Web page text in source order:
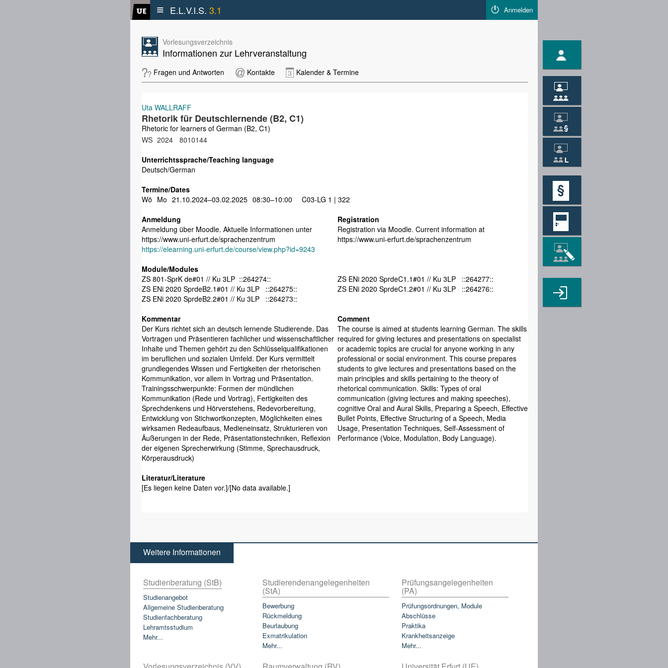
≡ E.L.V.I.S. 3.1 Anmelden
Vorlesungsverzeichnis
Informationen zur Lehrveranstaltung
Fragen und Antworten Kontakte Kalender & Termine
Uta WALLRAFF
Rhetorik für Deutschlernende (B2, C1)
Rhetoric for learners of German (B2, C1)
WS 2024
8010144
Unterrichtssprache/Teaching language
Deutsch/German
Termine/Dates
Wö Mo 21.10.2024–03.02.2025 08:30–10:00
C03-LG 1 | 322
Anmeldung
Anmeldung über Moodle. Aktuelle Informationen unter
https://www.uni-erfurt.de/sprachenzentrum
https://elearning.uni-erfurt.de/course/view.php?id=9243
Registration
Registration via Moodle. Current information at
https://www.uni-erfurt.de/sprachenzentrum
Module/Modules
ZS 801-SprK de#01 // Ku 3LP ::264274::
ZS ENi 2020 SprdeB2.1#01 // Ku 3LP ::264275::
ZS ENi 2020 SprdeB2.2#01 // Ku 3LP ::264273::
ZS ENi 2020 SprdeC1.1#01 // Ku 3LP ::264277::
ZS ENi 2020 SprdeC1.2#01 // Ku 3LP ::264276::
Kommentar
Der Kurs richtet sich an deutsch lernende Studierende. Das
Vortragen und Präsentieren fachlicher und wissenschaftlicher
Inhalte und Themen gehört zu den Schlüsselqualifikationen
im beruflichen und sozialen Umfeld. Der Kurs vermittelt
grundlegendes Wissen und Fertigkeiten der rhetorischen
Kommunikation, vor allem in Vortrag und Präsentation.
Trainingsschwerpunkte: Formen der mündlichen
Kommunikation (Rede und Vortrag), Fertigkeiten des
Sprechdenkens und Hörverstehens, Redevorbereitung,
Entwicklung von Stichwortkonzepten, Möglichkeiten eines
wirksamen Redeaufbaus, Medieneinsatz, Strukturieren von
Äußerungen in der Rede, Präsentationstechniken, Reflexion
der eigenen Sprecherwirkung (Stimme, Sprechausdruck,
Körperausdruck)
Comment
The course is aimed at students learning German. The skills
required for giving lectures and presentations on specialist
or academic topics are crucial for anyone working in any
professional or social environment. This course prepares
students to give lectures and presentations based on the
main principles and skills pertaining to the theory of
rhetorical communication. Skills: Types of oral
communication (giving lectures and making speeches),
cognitive Oral and Aural Skills, Preparing a Speech, Effective
Bullet Points, Effective Structuring of a Speech, Media
Usage, Presentation Techniques, Self-Assessment of
Performance ­­(Voice, Modulation, Body Language).
Literatur/Literature
[Es liegen keine Daten vor.]/[No data available.]
Weitere Informationen
Studienberatung (StB)
Studienangebot
Allgemeine Studienberatung
Studienfachberatung
Lehramtsstudium
Mehr...
Studierendenangelegenheiten
(StA)
Bewerbung
Rückmeldung
Beurlaubung
Exmatrikulation
Mehr...
Prüfungsangelegenheiten
(PA)
Prüfungsordnungen, Module
Abschlüsse
Praktika
Krankheitsanzeige
Mehr...